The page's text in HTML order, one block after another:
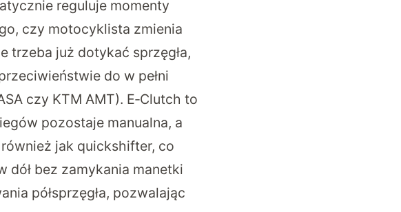
reguluje momenty
czy motocyklista zmienia
trzeba już dotykać sprzęgła,
do w pełni
czy KTM AMT). E‑Clutch to
pozostaje manualna, a
jak quickshifter, co
dół bez zamykania manetki
półsprzęgła, pozwalając